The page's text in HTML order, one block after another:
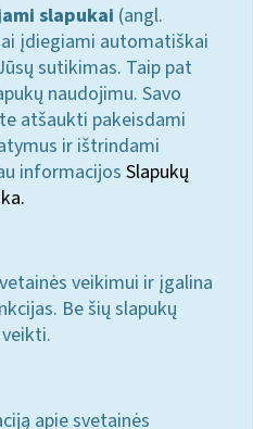
slapukai (angl.
įdiegiami automatiškai
sutikimas. Taip pat
naudojimu. Savo
atšaukti pakeisdami
ir ištrindami
informacijos Slapukų
veikimui ir įgalina
Be šių slapukų
apie svetainės